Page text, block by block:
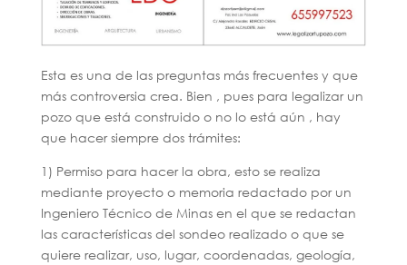
Esta es una de las preguntas más frecuentes y que
más controversia crea. Bien , pues para legalizar un
pozo que está construido o no lo está aún , hay
que hacer siempre dos trámites:
1) Permiso para hacer la obra, esto se realiza
mediante proyecto o memoria redactado por un
Ingeniero Técnico de Minas en el que se redactan
las características del sondeo realizado o que se
quiere realizar, uso, lugar, coordenadas, geología,